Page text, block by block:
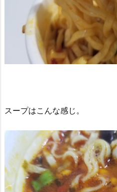
スープはこんな感じ。